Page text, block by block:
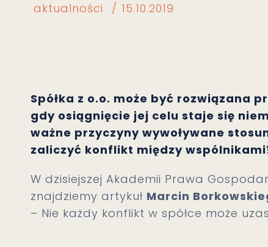
aktualności 15.10.2019
Spółka z o.o. może być rozwiązana
gdy osiągnięcie jej celu staje się
ważne przyczyny wywoływane
zaliczyć konflikt między
W dzisiejszej Akademii Prawa
znajdziemy artykuł Marcin
– Nie każdy konflikt w spółce może